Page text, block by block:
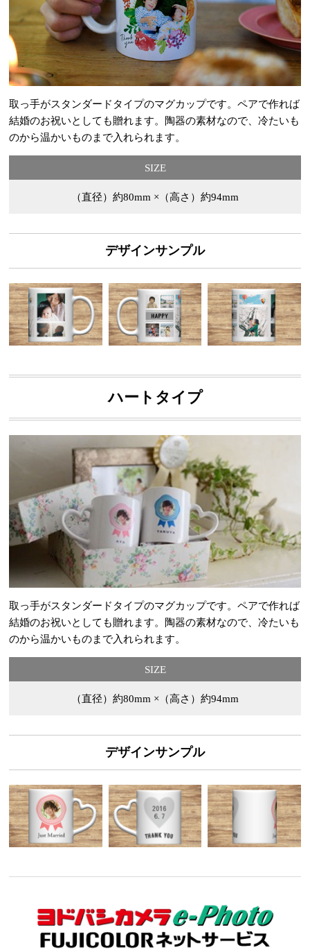
取っ手がスタンダードタイプのマグカップです。ペアで作れば
結婚のお祝いとしても贈れます。陶器の素材なので、冷たいも
のから温かいものまで入れられます。
SIZE
（直径）約80mm ×（高さ）約94mm
デザインサンプル
ハートタイプ
取っ手がスタンダードタイプのマグカップです。ペアで作れば
結婚のお祝いとしても贈れます。陶器の素材なので、冷たいも
のから温かいものまで入れられます。
SIZE
（直径）約80mm ×（高さ）約94mm
デザインサンプル